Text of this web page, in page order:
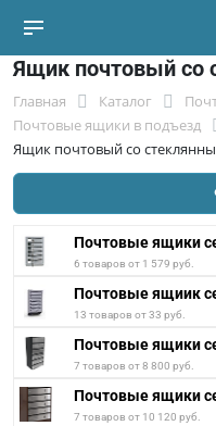
Ящик почтовый со
Главная Каталог
Почтовые ящики в подъезд
Ящик почтовый со
Почтовые ящики
6 товаров от 1 579 руб.
Почтовые ящиик
13 товаров от 33 руб.
Почтовые ящики
7 товаров от 8 800 руб.
Почтовые ящики
7 товаров от 10 120 руб.